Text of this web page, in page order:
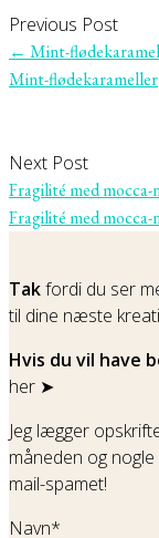
Previous Post
← Mint-
Mint-flødekarameller
Next Post
Fragilité med
Fragilité med
Takfordi du ser
til dine næste
Hvis du vil have
her ➤
Jeg lægger
måneden og
mail-spamet!
Navn*